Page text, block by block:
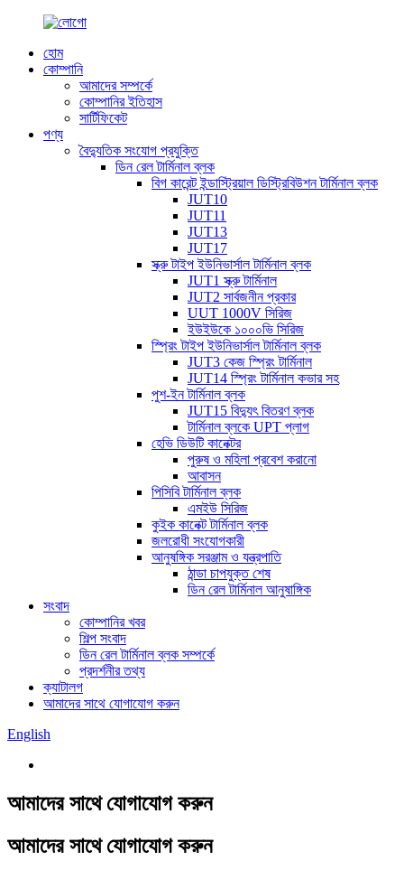
হোম
কোম্পানি
আমাদের সম্পর্কে
কোম্পানির ইতিহাস
সার্টিফিকেট
পণ্য
বৈদ্যুতিক সংযোগ প্রযুক্তি
ডিন রেল টার্মিনাল ব্লক
বিগ কারেন্ট ইন্ডাস্ট্রিয়াল ডিস্ট্রিবিউশন টার্মিনাল ব্লক
JUT10
JUT11
JUT13
JUT17
স্ক্রু টাইপ ইউনিভার্সাল টার্মিনাল ব্লক
JUT1 স্ক্রু টার্মিনাল
JUT2 সার্বজনীন প্রকার
UUT 1000V সিরিজ
ইউইউকে ১০০০ভি সিরিজ
স্প্রিং টাইপ ইউনিভার্সাল টার্মিনাল ব্লক
JUT3 কেজ স্প্রিং টার্মিনাল
JUT14 স্প্রিং টার্মিনাল কভার সহ
পুশ-ইন টার্মিনাল ব্লক
JUT15 বিদ্যুৎ বিতরণ ব্লক
টার্মিনাল ব্লকে UPT প্লাগ
হেভি ডিউটি ​​কানেক্টর
পুরুষ ও মহিলা প্রবেশ করানো
আবাসন
পিসিবি টার্মিনাল ব্লক
এমইউ সিরিজ
কুইক কানেক্ট টার্মিনাল ব্লক
জলরোধী সংযোগকারী
আনুষঙ্গিক সরঞ্জাম ও যন্ত্রপাতি
ঠান্ডা চাপযুক্ত শেষ
ডিন রেল টার্মিনাল আনুষাঙ্গিক
সংবাদ
কোম্পানির খবর
শিল্প সংবাদ
ডিন রেল টার্মিনাল ব্লক সম্পর্কে
প্রদর্শনীর তথ্য
ক্যাটালগ
আমাদের সাথে যোগাযোগ করুন
English
আমাদের সাথে যোগাযোগ করুন
আমাদের সাথে যোগাযোগ করুন